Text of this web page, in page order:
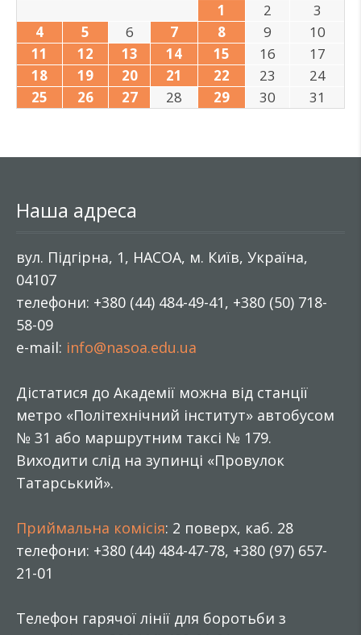
1
2
3
4
5 6 7 8 9
10
11
12 13 14 15 16
17
18
19 20 21 22 23
24
25
26 27 28 29 30 31
Наша адреса
вул. Підгірна, 1, НАСОА, м. Київ, Україна,
04107
телефони: +380 (44) 484-49-41, +380 (50) 718-
58-09
e-mail: info@nasoa.edu.ua
Дістатися до Академії можна від станції
метро «Політехнічний інститут» автобусом
№ 31 або маршрутним таксі № 179.
Виходити слід на зупинці «Провулок
Татарський».
Приймальна комісія: 2 поверх, каб. 28
телефони: +380 (44) 484-47-78, +380 (97) 657-
21-01
Телефон гарячої лінії для боротьби з